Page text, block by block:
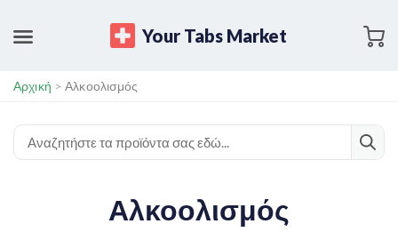
Your Tabs Market
Αρχική >Αλκοολισμός
Αλκοολισμός